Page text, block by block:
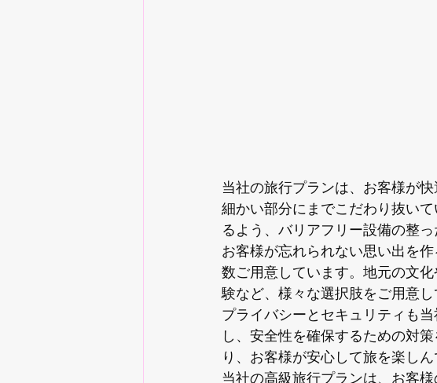
当社の旅行プランは、お客様が
細かい部分にまでこだわり抜い
るよう、バリアフリー設備の整
お客様が忘れられない思い出を
数ご用意しています。地元の文
験など、様々な選択肢をご用意し
プライバシーとセキュリティも
し、安全性を確保するための対
り、お客様が安心して旅を楽し
当社の高級旅行プランは、お客